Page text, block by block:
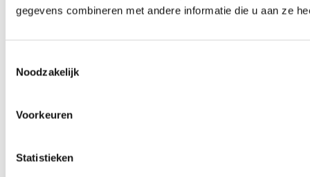
gegevens combineren met andere informatie die u aan ze
Noodzakelijk
Voorkeuren
Statistieken